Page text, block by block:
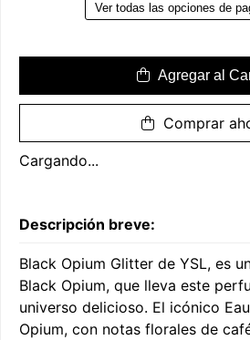
Ver todas las opciones de
Agregar al
Comprar
Cargando...
Descripción breve:
Black Opium Glitter de YSL, es
Black Opium, que lleva este
universo delicioso. El icónico
Opium, con notas florales de